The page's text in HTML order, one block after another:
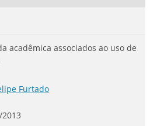
acadêmica associados ao uso de
Furtado